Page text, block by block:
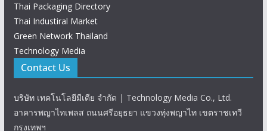
Thai Packaging Directory
Thai Industiral Market
Green Network Thailand
Technology Media
Contact Us
บริษัท เทคโนโลยีมีเดีย จำกัด | Technology Media Co., Ltd.
อาคารพญาไทเพลส ถนนศรีอยุธยา แขวงทุ่งพญาไท เขตราชเทวี
กรุงเทพฯ